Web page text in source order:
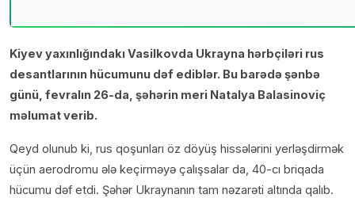
Kiyev yaxınlığındakı Vasilkovda Ukrayna hərbçiləri rus
desantlarının hücumunu dəf ediblər. Bu barədə şənbə
günü, fevralın 26-da, şəhərin meri Natalya Balasinoviç
məlumat verib.
Qeyd olunub ki, rus qoşunları öz döyüş hissələrini yerləşdirmək
üçün aerodromu ələ keçirməyə çalışsalar da, 40-cı briqada
hücumu dəf etdi. Şəhər Ukraynanın tam nəzarəti altında qalıb.